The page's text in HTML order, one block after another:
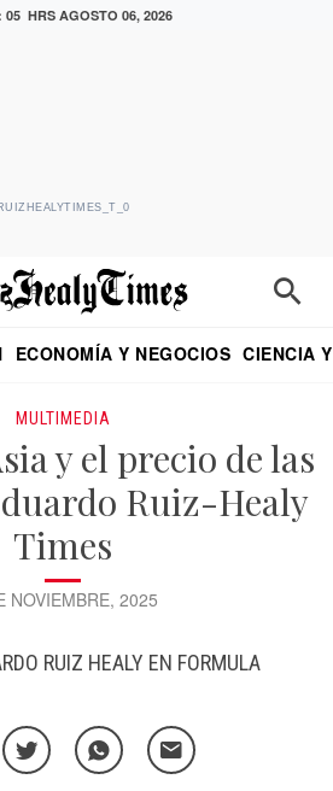
05 HRS AGOSTO 06, 2026
ECONOMÍA Y NEGOCIOS CIENCIA
MULTIMEDIA
y el precio de las
Ruiz-Healy
Times
NOVIEMBRE, 2025
RUIZ HEALY EN FORMULA